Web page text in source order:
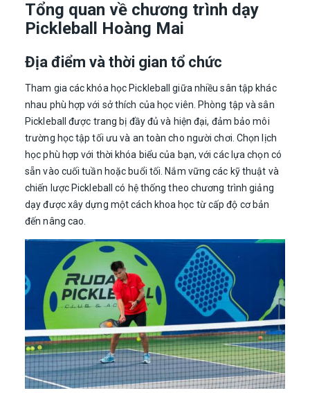
Tổng quan về chương trình dạy
Pickleball Hoàng Mai
Địa điểm và thời gian tổ chức
Tham gia các khóa học Pickleball giữa nhiều sân tập khác
nhau phù hợp với sở thích của học viên. Phòng tập và sân
Pickleball được trang bị đầy đủ và hiện đại, đảm bảo môi
trường học tập tối ưu và an toàn cho người chơi. Chọn lịch
học phù hợp với thời khóa biểu của bạn, với các lựa chọn có
sẵn vào cuối tuần hoặc buổi tối. Nắm vững các kỹ thuật và
chiến lược Pickleball có hệ thống theo chương trình giảng
dạy được xây dựng một cách khoa học từ cấp độ cơ bản
đến nâng cao.